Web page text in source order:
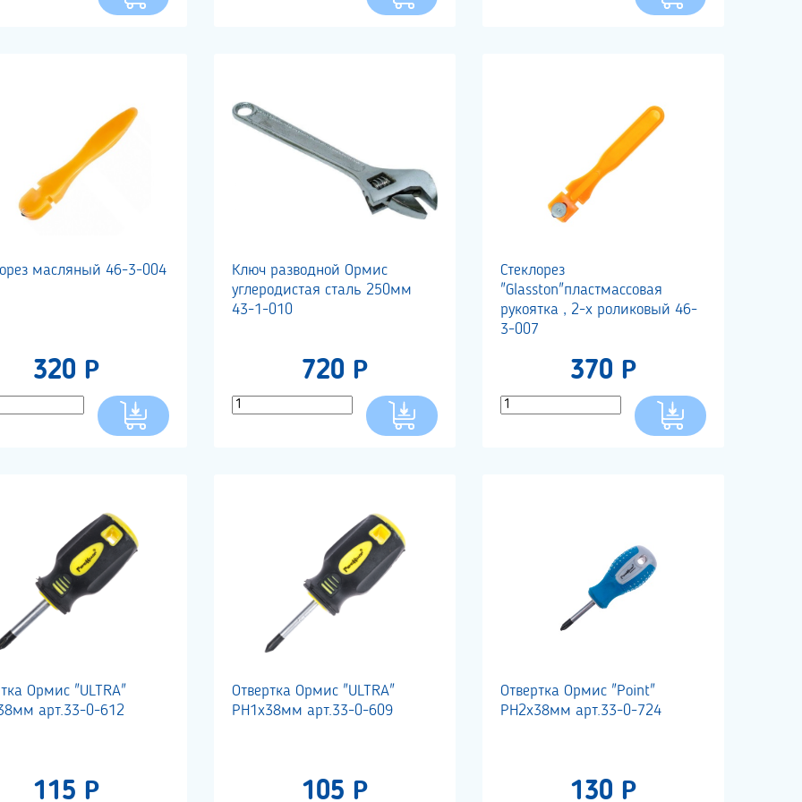
масляный 46-3-004
320 Р
Ключ разводной Ормис
углеродистая сталь 250мм
43-1-010
720 Р
Стеклорез
"Glasston"пластмассовая
рукоятка , 2-х роликовый 46-
3-007
370 Р
Ормис "ULTRA"
арт.33-0-612
115 Р
Отвертка Ормис "ULTRA"
РН1х38мм арт.33-0-609
105 Р
Отвертка Ормис "Point"
РН2х38мм арт.33-0-724
130 Р